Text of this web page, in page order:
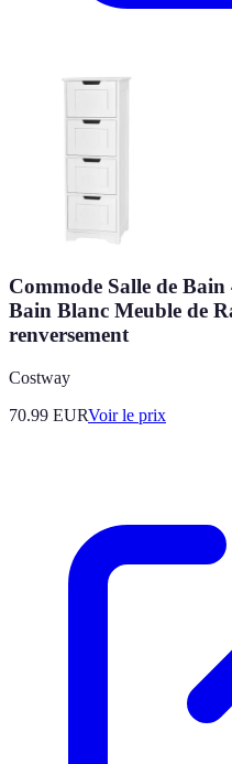
Commode Salle de
Bain Blanc Meuble de
renversement
Costway
70.99 EURVoir le prix